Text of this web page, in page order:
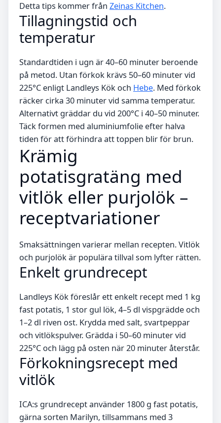
Detta tips kommer från Zeinas Kitchen.
Tillagningstid och
temperatur
Standardtiden i ugn är 40–60 minuter beroende
på metod. Utan förkok krävs 50–60 minuter vid
225°C enligt Landleys Kök och Hebe. Med förkok
räcker cirka 30 minuter vid samma temperatur.
Alternativt gräddar du vid 200°C i 40–50 minuter.
Täck formen med aluminiumfolie efter halva
tiden för att förhindra att toppen blir för brun.
Krämig
potatisgratäng med
vitlök eller purjolök –
receptvariationer
Smaksättningen varierar mellan recepten. Vitlök
och purjolök är populära tillval som lyfter rätten.
Enkelt grundrecept
Landleys Kök föreslår ett enkelt recept med 1 kg
fast potatis, 1 stor gul lök, 4–5 dl vispgrädde och
1–2 dl riven ost. Krydda med salt, svartpeppar
och vitlökspulver. Grädda i 50–60 minuter vid
225°C och lägg på osten när 20 minuter återstår.
Förkokningsrecept med
vitlök
ICA:s grundrecept använder 1800 g fast potatis,
gärna sorten Marilyn, tillsammans med 3